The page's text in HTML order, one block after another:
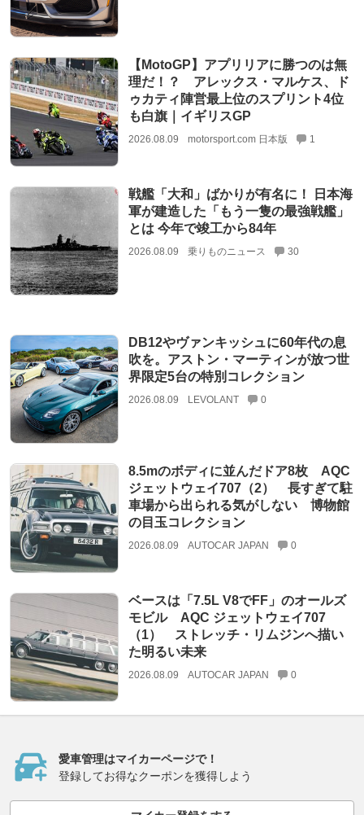
【MotoGP】アプリリアに勝つのは無
理だ！？ アレックス・マルケス、ド
ゥカティ陣営最上位のスプリント4位
も白旗｜イギリスGP
2026.08.09 motorsport.com 日本版 1
戦艦「大和」ばかりが有名に！ 日本海
軍が建造した「もう一隻の最強戦艦」
とは 今年で竣工から84年
2026.08.09 乗りものニュース 30
DB12やヴァンキッシュに60年代の息
吹を。アストン・マーティンが放つ世
界限定5台の特別コレクション
2026.08.09 LEVOLANT 0
8.5mのボディに並んだドア8枚 AQC
ジェットウェイ707（2） 長すぎて駐
車場から出られる気がしない 博物館
の目玉コレクション
2026.08.09 AUTOCAR JAPAN 0
ベースは「7.5L V8でFF」のオールズ
モビル AQC ジェットウェイ707
（1） ストレッチ・リムジンへ描い
た明るい未来
2026.08.09 AUTOCAR JAPAN 0
愛車管理はマイカーページで！
登録してお得なクーポンを獲得しよう